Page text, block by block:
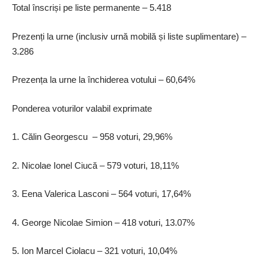
Total înscriși pe liste permanente – 5.418
Prezenți la urne (inclusiv urnă mobilă și liste suplimentare) –
3.286
Prezența la urne la închiderea votului – 60,64%
Ponderea voturilor valabil exprimate
1. Călin Georgescu – 958 voturi, 29,96%
2. Nicolae Ionel Ciucă – 579 voturi, 18,11%
3. Eena Valerica Lasconi – 564 voturi, 17,64%
4. George Nicolae Simion – 418 voturi, 13.07%
5. Ion Marcel Ciolacu – 321 voturi, 10,04%